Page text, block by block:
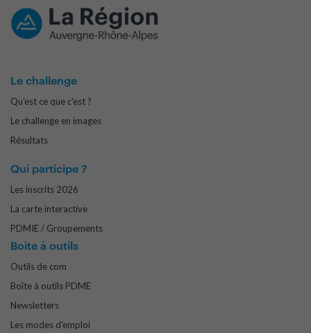
Le challenge
Qu'est ce que c'est ?
Le challenge en images
Résultats
Qui participe ?
Les inscrits 2026
La carte interactive
PDMIE / Groupements
Boite à outils
Outils de com
Boîte à outils PDME
Newsletters
Les modes d'emploi